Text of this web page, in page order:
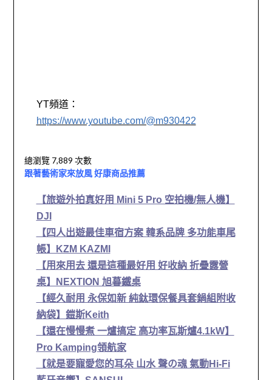
YT頻道：
https://www.youtube.com/@m930422
總瀏覽 7,889 次數
跟著藝術家來放風 好康商品推薦
【旅遊外拍真好用 Mini 5 Pro 空拍機/無人機】
DJI
【四人出遊最佳車宿方案 韓系品牌 多功能車尾
帳】KZM KAZMI
【用來用去 還是這種最好用 好收納 折疊露營
桌】NEXTION 旭暮鐵桌
【經久耐用 永保如新 純鈦環保餐具套鍋組附收
納袋】鎧斯Keith
【還在慢慢煮 一爐搞定 高功率瓦斯爐4.1kW】
Pro Kamping領航家
【就是要寵愛您的耳朵 山水 聲の魂 氣動Hi-Fi